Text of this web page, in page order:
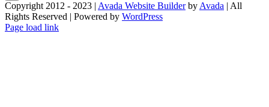
Copyright 2012 - 2023 | Avada Website Builderby Avada | All
Rights Reserved | Powered by WordPress
Facebook
X
Instagram
Pinterest
Page load link